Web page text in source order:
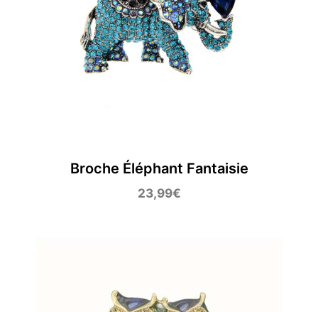
Broche Éléphant Fantaisie
23,99€